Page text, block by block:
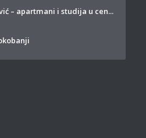
– apartmani i studija u cen...